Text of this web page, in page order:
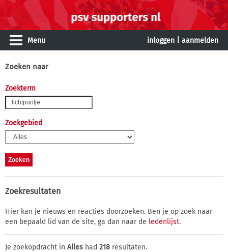
Menu inloggen aanmelden
Zoeken naar
Zoekterm
Zoekgebied
Zoekresultaten
Hier kan je nieuws en reacties doorzoeken. Ben je op zoek naar
een bepaald lid van de site, ga dan naar de ledenlijst.
Je zoekopdracht in Alles had 218 resultaten.